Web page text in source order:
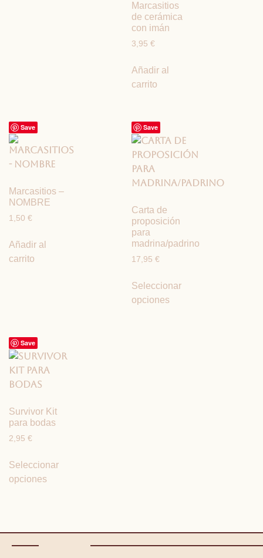
Marcasitios
de cerámica
con imán
3,95 €
Añadir al
carrito
Save
Marcasitios –
NOMBRE
1,50 €
Añadir al
carrito
Save
Carta de
proposición
para
madrina/padrino
17,95 €
Seleccionar
opciones
Save
Survivor Kit
para bodas
2,95 €
Seleccionar
opciones